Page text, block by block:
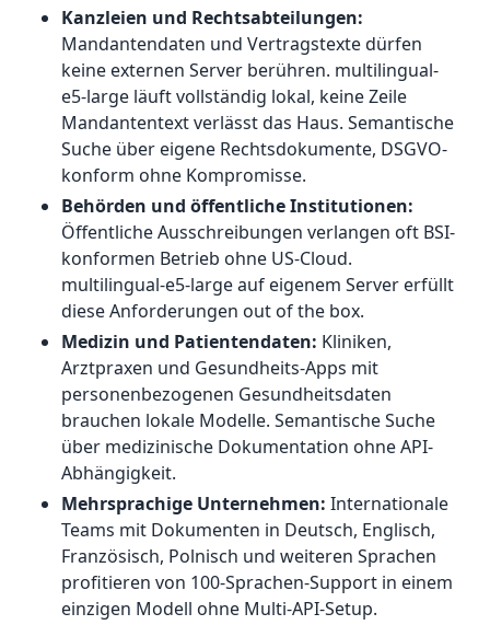
Kanzleien und Rechtsabteilungen:
Mandantendaten und Vertragstexte dürfen
keine externen Server berühren. multilingual-
e5-large läuft vollständig lokal, keine Zeile
Mandantentext verlässt das Haus. Semantische
Suche über eigene Rechtsdokumente, DSGVO-
konform ohne Kompromisse.
Behörden und öffentliche Institutionen:
Öffentliche Ausschreibungen verlangen oft BSI-
konformen Betrieb ohne US-Cloud.
multilingual-e5-large auf eigenem Server erfüllt
diese Anforderungen out of the box.
Medizin und Patientendaten: Kliniken,
Arztpraxen und Gesundheits-Apps mit
personenbezogenen Gesundheitsdaten
brauchen lokale Modelle. Semantische Suche
über medizinische Dokumentation ohne API-
Abhängigkeit.
Mehrsprachige Unternehmen: Internationale
Teams mit Dokumenten in Deutsch, Englisch,
Französisch, Polnisch und weiteren Sprachen
profitieren von 100-Sprachen-Support in einem
einzigen Modell ohne Multi-API-Setup.